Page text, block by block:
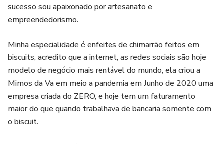
sucesso sou apaixonado por artesanato e
empreendedorismo.
Minha especialidade é enfeites de chimarrão feitos em
biscuits, acredito que a internet, as redes sociais são hoje
modelo de negócio mais rentável do mundo, ela criou a
Mimos da Va em meio a pandemia em Junho de 2020 uma
empresa criada do ZERO, e hoje tem um faturamento
maior do que quando trabalhava de bancaria somente com
o biscuit.